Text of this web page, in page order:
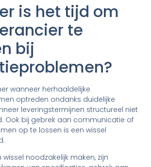
is het tijd om
te
bij
wanneer herhaaldelijke
optreden ondanks duidelijke
leveringstermijnen structureel niet
Ook bij gebrek aan communicatie of
op te lossen is een wissel
wissel noodzakelijk maken, zijn